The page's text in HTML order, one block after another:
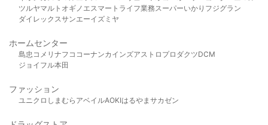
ツルヤマルト オギノ エスマート ライフ業務スーパーいかり フジグラン
ダイレックスサンエーイズミヤ
ホームセンター
島忠 コメリ ナフコ コーナンカインズアストロプロダクツDCM
ジョイフル本田
ファッション
ユニクロ しまむら アベイルAOKIはるやま サカゼン